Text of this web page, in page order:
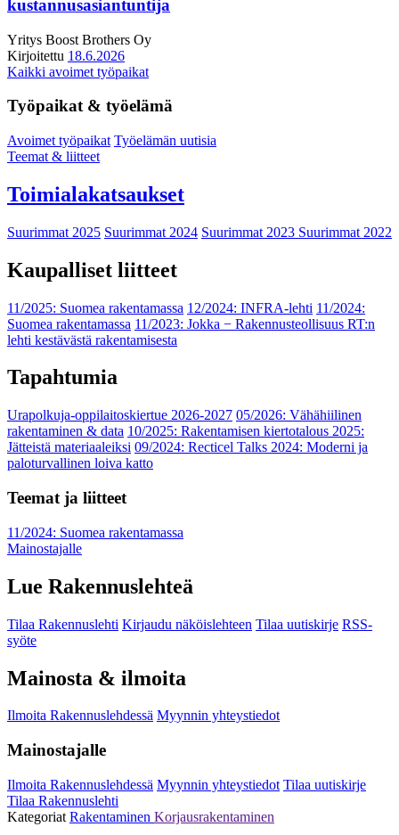
kustannusasiantuntija
Yritys Boost Brothers Oy
Kirjoitettu 18.6.2026
Kaikki avoimet työpaikat
Työpaikat & työelämä
Avoimet työpaikat Työelämän uutisia
Teemat & liitteet
Toimialakatsaukset
Suurimmat 2025 Suurimmat 2024 Suurimmat 2023 Suurimmat 2022
Kaupalliset liitteet
11/2025: Suomea rakentamassa 12/2024: INFRA-lehti 11/2024:
Suomea rakentamassa 11/2023: Jokka − Rakennusteollisuus RT:n
lehti kestävästä rakentamisesta
Tapahtumia
Urapolkuja-oppilaitoskiertue 2026-2027 05/2026: Vähähiilinen
rakentaminen & data 10/2025: Rakentamisen kiertotalous 2025:
Jätteistä materiaaleiksi 09/2024: Recticel Talks 2024: Moderni ja
paloturvallinen loiva katto
Teemat ja liitteet
11/2024: Suomea rakentamassa
Mainostajalle
Lue Rakennuslehteä
Tilaa Rakennuslehti Kirjaudu näköislehteen Tilaa uutiskirje RSS-
syöte
Mainosta & ilmoita
Ilmoita Rakennuslehdessä Myynnin yhteystiedot
Mainostajalle
Ilmoita Rakennuslehdessä Myynnin yhteystiedot Tilaa uutiskirje
Tilaa Rakennuslehti
Kategoriat Rakentaminen Korjausrakentaminen